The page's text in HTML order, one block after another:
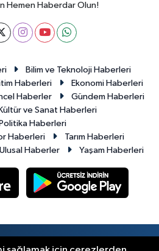
Hemen Haberdar Olun!
Bilim ve Teknoloji Haberleri
Haberleri
Ekonomi Haberleri
Haberler
Gündem Haberleri
Kültür ve Sanat Haberleri
Politika Haberleri
Haberleri
Tarım Haberleri
Ulusal Haberler Yaşam Haberleri